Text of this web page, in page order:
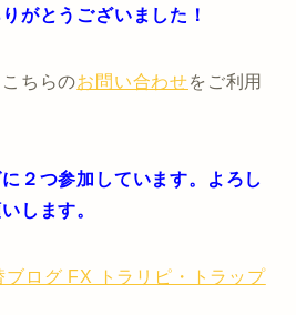
がとうございました！
ちらのお問い合わせをご利用
２つ参加しています。よろし
します。